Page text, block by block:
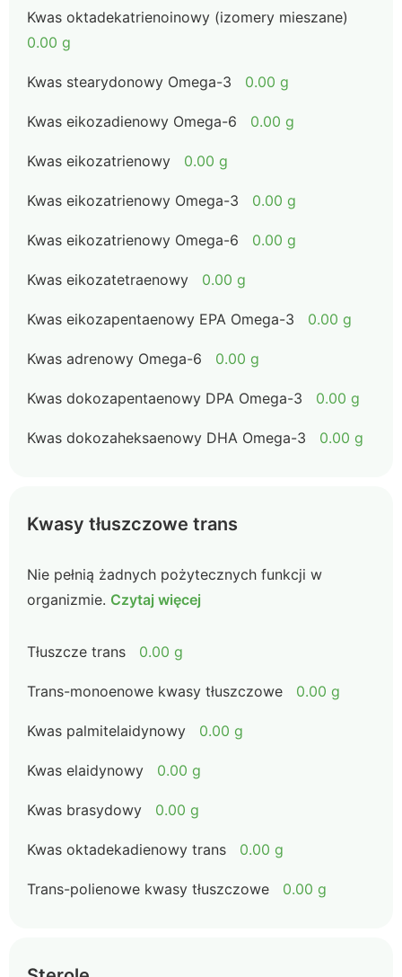
Kwas oktadekatrienoinowy (izomery mieszane)
0.00 g
Kwas stearydonowy Omega-3 0.00 g
Kwas eikozadienowy Omega-6 0.00 g
Kwas eikozatrienowy 0.00 g
Kwas eikozatrienowy Omega-3 0.00 g
Kwas eikozatrienowy Omega-6 0.00 g
Kwas eikozatetraenowy 0.00 g
Kwas eikozapentaenowy EPA Omega-3 0.00 g
Kwas adrenowy Omega-6 0.00 g
Kwas dokozapentaenowy DPA Omega-3 0.00 g
Kwas dokozaheksaenowy DHA Omega-3 0.00 g
Kwasy tłuszczowe trans
Nie pełnią żadnych pożytecznych funkcji w
organizmie. Czytaj więcej
Tłuszcze trans 0.00 g
Trans-monoenowe kwasy tłuszczowe 0.00 g
Kwas palmitelaidynowy 0.00 g
Kwas elaidynowy 0.00 g
Kwas brasydowy 0.00 g
Kwas oktadekadienowy trans 0.00 g
Trans-polienowe kwasy tłuszczowe 0.00 g